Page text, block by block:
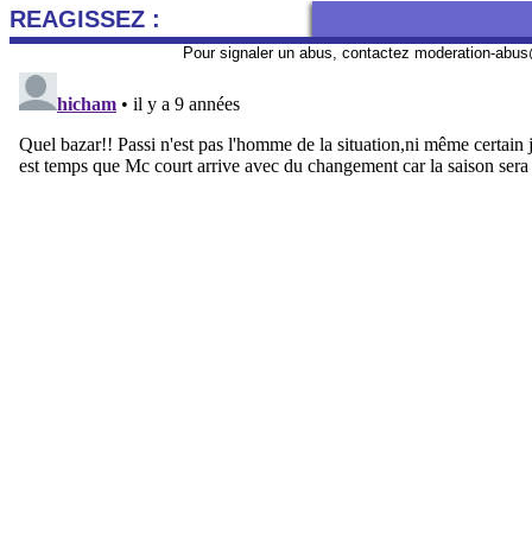
REAGISSEZ :
Pour signaler un abus, contactez moderation-